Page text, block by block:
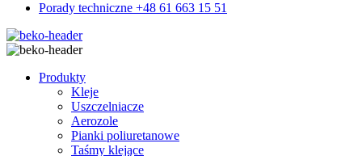
Porady techniczne +48 61 663 15 51
Produkty
Kleje
Uszczelniacze
Aerozole
Pianki poliuretanowe
Taśmy klejące